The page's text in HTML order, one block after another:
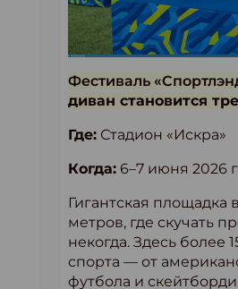
Фестиваль
диван становится
Где: Стадион «Искра»
Когда: 6–7 июня 2026
Гигантская площадка
метров, где скучать
некогда. Здесь более
спорта — от
футбола и